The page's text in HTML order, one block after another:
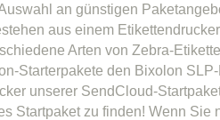
an günstigen
aus einem
Arten von Zebra-
Starterpakete den Bixolon
unserer SendCloud-
Startpaket zu finden! Wenn Sie